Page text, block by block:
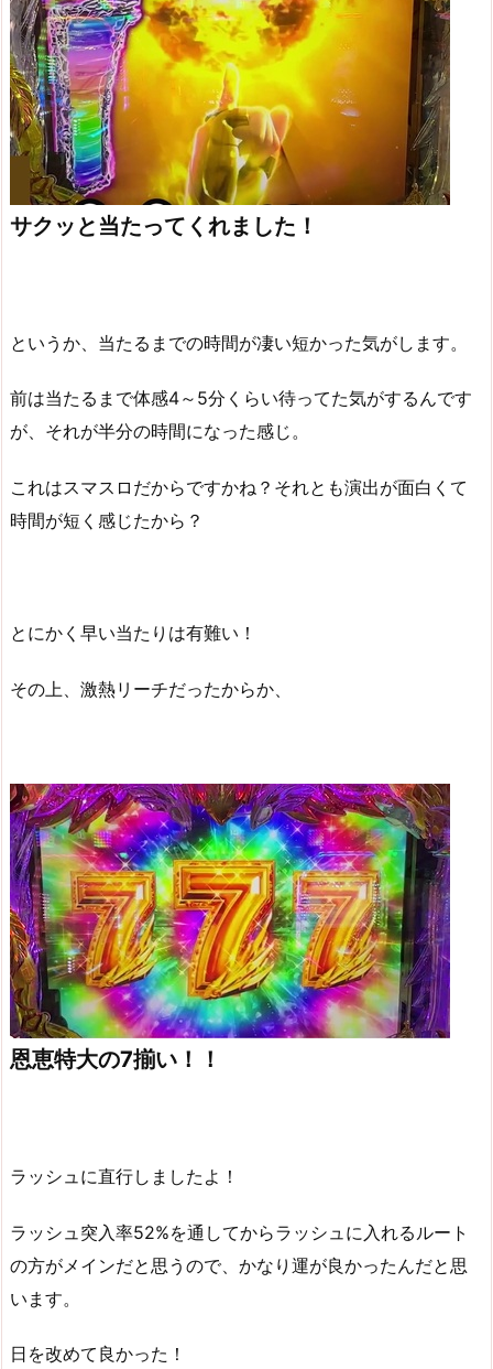
サクッと当たってくれました！
というか、当たるまでの時間が凄い短かった気がします。
前は当たるまで体感4～5分くらい待ってた気がするんです
が、それが半分の時間になった感じ。
これはスマスロだからですかね？それとも演出が面白くて
時間が短く感じたから？
とにかく早い当たりは有難い！
その上、激熱リーチだったからか、
恩恵特大の7揃い！！
ラッシュに直行しましたよ！
ラッシュ突入率52%を通してからラッシュに入れるルート
の方がメインだと思うので、かなり運が良かったんだと思
います。
日を改めて良かった！